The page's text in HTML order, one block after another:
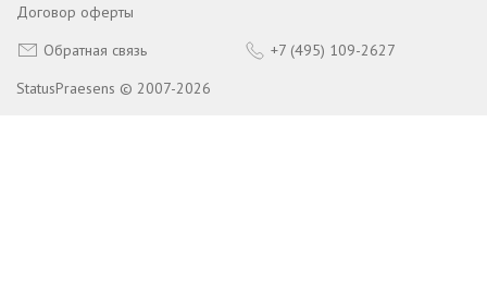
Договор оферты
Обратная связь
+7 (495) 109-2627
StatusPraesens © 2007-2026